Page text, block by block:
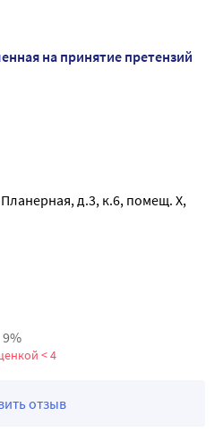
на принятие претензий
д.3, к.6, помещ. Х,
9%
< 4
отзыв